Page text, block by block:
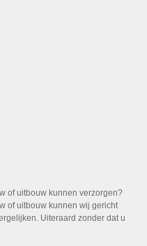
of uitbouw kunnen verzorgen?
of uitbouw kunnen wij gericht
Uiteraard zonder dat u